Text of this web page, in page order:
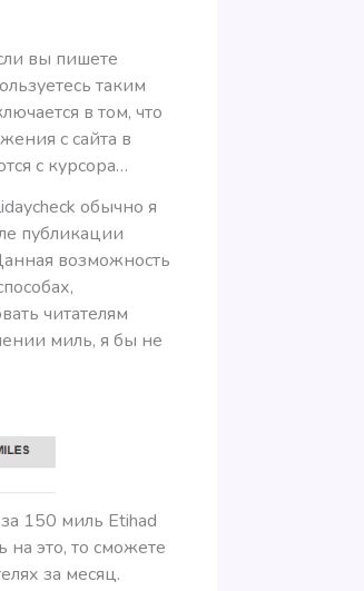
вы пишете
таким
в том, что
с сайта в
с курсора…
обычно я
публикации
возможность
читателям
миль, я бы не
150 миль Etihad
это, то сможете
за месяц.